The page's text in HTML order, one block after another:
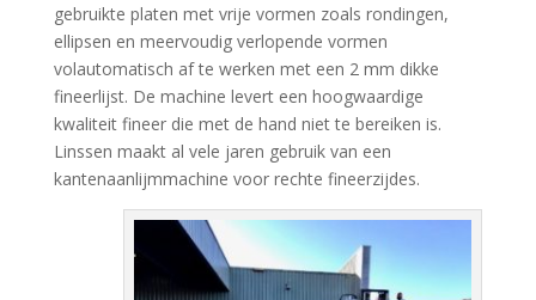
gebruikte platen met vrije vormen zoals rondingen,
ellipsen en meervoudig verlopende vormen
volautomatisch af te werken met een 2 mm dikke
fineerlijst. De machine levert een hoogwaardige
kwaliteit fineer die met de hand niet te bereiken is.
Linssen maakt al vele jaren gebruik van een
kantenaanlijmmachine voor rechte fineerzijdes.